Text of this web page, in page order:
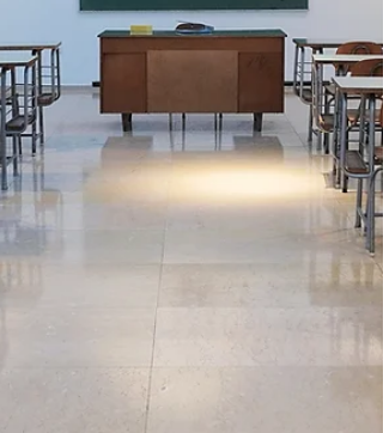
6/28（日）20時＠オンライン 「責任ある積極財
政」を提唱して、首相に就任した高市総理です
が、相変わらずの国債（借金）頼みの経済政策に
は多くの識者は警鐘を鳴らしています。 【論考
国債増発は日本財政を自転車操業状態に追い込
研究プログラム | 東京財団
https://www.tkfd.or.jp/research/detail.php?id=4826 一
方、この状態は「失われた30年」を経験した日本
だけでなく、世界的な傾向だといいます。リーマ
ン危機以降、好調な経済成長を維持してきた米国
でさえも「債務危機」が迫っていると、債務問題
計40兆ドル（約6400兆円）近くに膨らみ、国内総